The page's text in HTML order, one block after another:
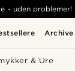
Archive
& Ure
- uden problemer!